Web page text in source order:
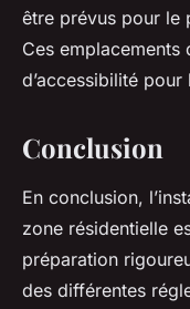
être prévus pour le
Ces
d’accessibilité
Conclusion
En conclusion,
zone résidentielle
préparation
des différentes